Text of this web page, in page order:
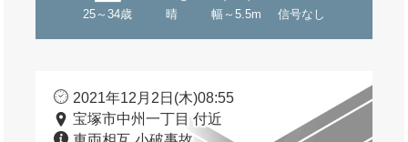
25～34歳 晴 幅～5.5m 信号なし
2021年12月2日(木)08:55
宝塚市中州一丁目 付近